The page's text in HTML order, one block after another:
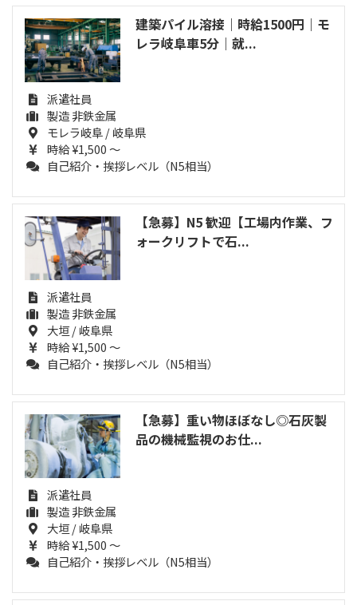
建築パイル溶接｜時給1500円｜モ
レラ岐阜車5分｜就...
派遣社員
製造 非鉄金属
モレラ岐阜 / 岐阜県
時給 ¥1,500 ～
自己紹介・挨拶レベル（N5相当）
【急募】N5 歓迎【工場内作業、フ
ォークリフトで石...
派遣社員
製造 非鉄金属
大垣 / 岐阜県
時給 ¥1,500 ～
自己紹介・挨拶レベル（N5相当）
【急募】重い物ほぼなし◎石灰製
品の機械監視のお仕...
派遣社員
製造 非鉄金属
大垣 / 岐阜県
時給 ¥1,500 ～
自己紹介・挨拶レベル（N5相当）